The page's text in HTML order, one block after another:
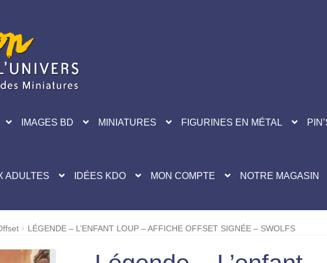
IMAGES BD MINIATURES FIGURINES EN MÉTAL
ADULTES IDÉES KDO MON COMPTE NOTRE MAGASIN
LÉGENDE – L’ENFANT LOUP – AFFICHE OFFSET SIGNÉE – SWOLFS